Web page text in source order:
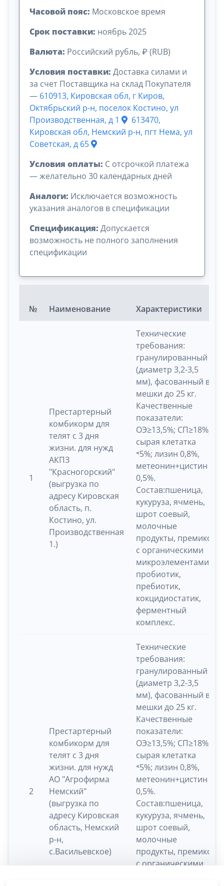
Часовой пояс: Московское время
Срок поставки: ноябрь 2025
Валюта: Российский рубль, ₽ (RUB)
Условия поставки: Доставка силами и
за счет Поставщика на склад Покупателя
— 610913, Кировская обл, г Киров,
Октябрьский р-н, поселок Костино, ул
Производственная, д 1
613470,
Кировская обл, Немский р-н, пгт Нема, ул
Советская, д 65
Условия оплаты: C отсрочкой платежа
— желательно 30 календарных дней
Аналоги: Исключается возможность
указания аналогов в спецификации
Спецификация: Допускается
возможность не полного заполнения
спецификации
№ Наименование Характеристики
1
Престартерный
комбикорм для
телят с 3 дня
жизни. для нужд
АКПЗ
"Красногорский"
(выгрузка по
адресу Кировская
область, п.
Костино, ул.
Производственная
1.)
Технические
требования:
гранулированный
(диаметр 3,2-3,5
мм), фасованный в
мешки до 25 кг.
Качественные
показатели:
ОЭ≥13,5%; СП≥18%;
сырая клетатка
˂5%; лизин 0,8%,
метеонин+цистин
0,5%.
Состав:пшеница,
кукуруза, ячмень,
шрот соевый,
молочные
продукты, премикс
с органическими
микроэлементами,
пробиотик,
пребиотик,
кокцидиостатик,
ферментный
комплекс.
2
Престартерный
комбикорм для
телят с 3 дня
жизни. для нужд
АО "Агрофирма
Немский"
(выгрузка по
адресу Кировская
область, Немский
р-н,
с.Васильевское)
Технические
требования:
гранулированный
(диаметр 3,2-3,5
мм), фасованный в
мешки до 25 кг.
Качественные
показатели:
ОЭ≥13,5%; СП≥18%;
сырая клетатка
˂5%; лизин 0,8%,
метеонин+цистин
0,5%.
Состав:пшеница,
кукуруза, ячмень,
шрот соевый,
молочные
продукты, премикс
с органическими